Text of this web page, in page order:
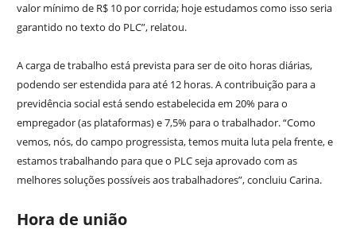
valor mínimo de R$ 10 por corrida; hoje estudamos como isso seria
garantido no texto do PLC”, relatou.
A carga de trabalho está prevista para ser de oito horas diárias,
podendo ser estendida para até 12 horas. A contribuição para a
previdência social está sendo estabelecida em 20% para o
empregador (as plataformas) e 7,5% para o trabalhador. “Como
vemos, nós, do campo progressista, temos muita luta pela frente, e
estamos trabalhando para que o PLC seja aprovado com as
melhores soluções possíveis aos trabalhadores”, concluiu Carina.
Hora de união